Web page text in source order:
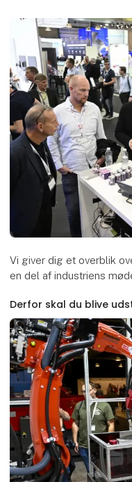
Vi giver dig et overblik
en del af industriens
Derfor skal du blive